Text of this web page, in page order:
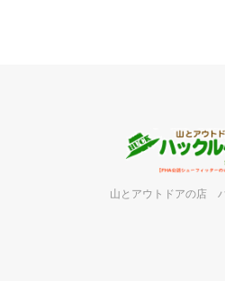
山とアウトドアの店